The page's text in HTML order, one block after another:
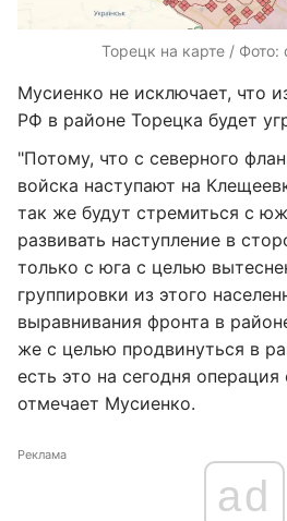
Торецк на карте / Фото:
Мусиенко не исключает, что
РФ в районе Торецка будет
"Потому, что с северного
войска наступают на
так же будут стремиться с
развивать наступление в
только с юга с целью
группировки из этого
выравнивания фронта в
же с целью продвинуться в
есть это на сегодня операция
отмечает Мусиенко.
Реклама
ad